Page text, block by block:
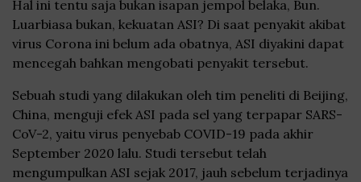
Hal ini tentu saja bukan isapan jempol belaka, Bun.
Luarbiasa bukan, kekuatan ASI? Di saat penyakit akibat
virus Corona ini belum ada obatnya, ASI diyakini dapat
mencegah bahkan mengobati penyakit tersebut.
Sebuah studi yang dilakukan oleh tim peneliti di Beijing,
China, menguji efek ASI pada sel yang terpapar SARS-
CoV-2, yaitu virus penyebab COVID-19 pada akhir
September 2020 lalu. Studi tersebut telah
mengumpulkan ASI sejak 2017, jauh sebelum terjadinya